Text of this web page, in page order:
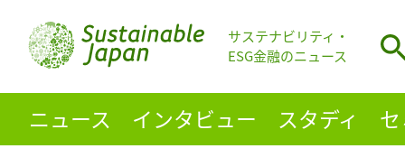
サステナビリティ・
ESG金融のニュース
ニュース インタビュー スタディ